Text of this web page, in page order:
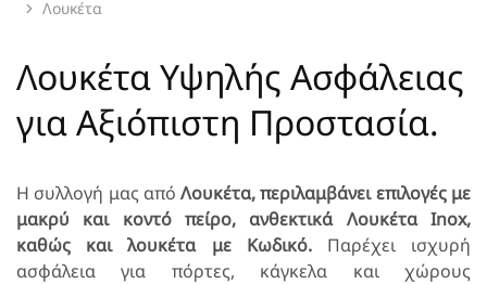
Λουκέτα
Λουκέτα Υψηλής Ασφάλειας
για Αξιόπιστη Προστασία.
Η συλλογή μας από Λουκέτα, περιλαμβάνει επιλογές με
μακρύ και κοντό πείρο, ανθεκτικά Λουκέτα Inox,
καθώς και λουκέτα με Kωδικό.Παρέχει ισχυρή
ασφάλεια για πόρτες, κάγκελα και χώρους